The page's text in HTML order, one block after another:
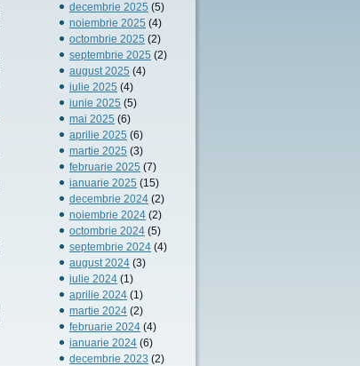
decembrie 2025 (5)
noiembrie 2025 (4)
octombrie 2025 (2)
septembrie 2025 (2)
august 2025 (4)
iulie 2025 (4)
iunie 2025 (5)
mai 2025 (6)
aprilie 2025 (6)
martie 2025 (3)
februarie 2025 (7)
ianuarie 2025 (15)
decembrie 2024 (2)
noiembrie 2024 (2)
octombrie 2024 (5)
septembrie 2024 (4)
august 2024 (3)
iulie 2024 (1)
aprilie 2024 (1)
martie 2024 (2)
februarie 2024 (4)
ianuarie 2024 (6)
decembrie 2023 (2)